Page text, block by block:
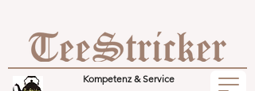
Kompetenz & Service